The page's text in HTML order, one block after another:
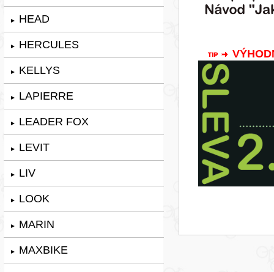
► HEAD
► HERCULES
► KELLYS
► LAPIERRE
► LEADER FOX
► LEVIT
► LIV
► LOOK
► MARIN
► MAXBIKE